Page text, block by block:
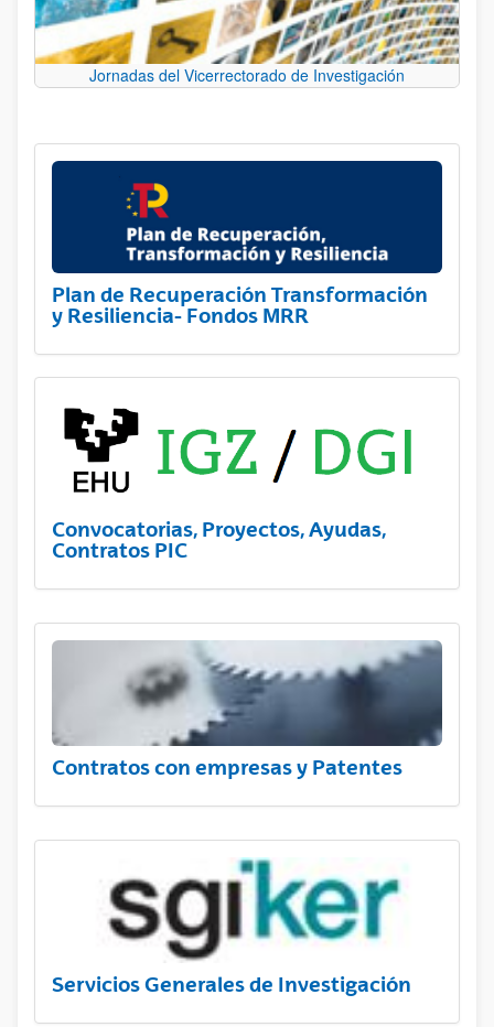
Jornadas del Vicerrectorado de Investigación
Plan de Recuperación Transformación
y Resiliencia- Fondos MRR
Convocatorias, Proyectos, Ayudas,
Contratos PIC
Contratos con empresas y Patentes
Servicios Generales de Investigación